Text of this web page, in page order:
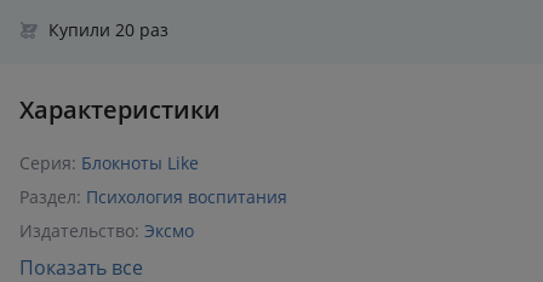
Купили 20 раз
Характеристики
Серия: Блокноты Like
Раздел: Психология воспитания
Издательство: Эксмо
ISBN: 978-5-04-090720-5
Показать все